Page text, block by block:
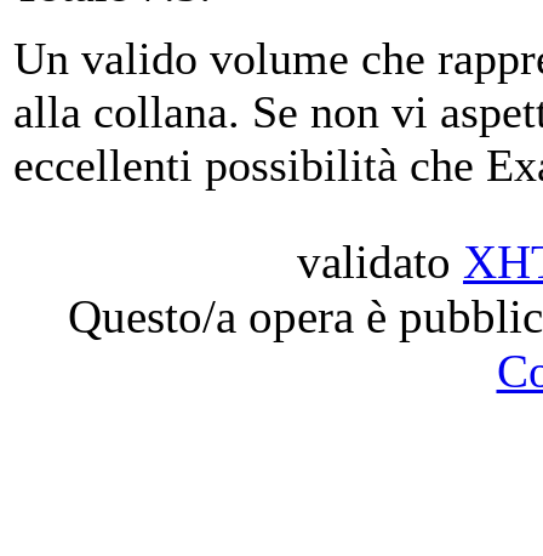
Un valido volume che
alla collana. Se non vi
eccellenti possibilità che
validato
Questo/a opera è